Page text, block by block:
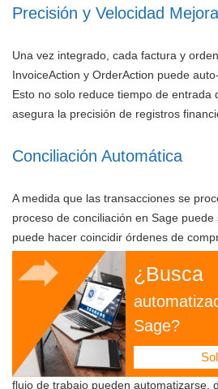
Precisión y Velocidad
Una vez integrado, cada factura y
InvoiceAction y OrderAction puede
Esto no solo reduce tiempo de entrada
asegura la precisión de registros
Conciliación Automática
A medida que las transacciones se
proceso de conciliación en Sage
puede hacer coincidir órdenes de
asegurando que las discrepancias se
Flujos de Trabajo de
Agilizados
Basándose en reglas comerciales
flujo de trabajo pueden automatizarse,
¿Busca
Sage?